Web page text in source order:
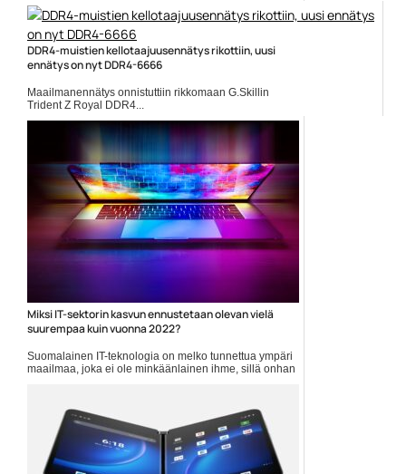
DDR4-muistien kellotaajuusennätys rikottiin, uusi
ennätys on nyt DDR4-6666
Maailmanennätys onnistuttiin rikkomaan G.Skillin
Trident Z Royal DDR4...
Core i9-10900K
Miksi IT-sektorin kasvun ennustetaan olevan vielä
suurempaa kuin vuonna 2022?
Suomalainen IT-teknologia on melko tunnettua ympäri
maailmaa, joka ei ole minkäänlainen ihme, sillä onhan
käsittelemme IT-sektorin markkinoita ja kasvua, se...
Tietotekniikkauutiset